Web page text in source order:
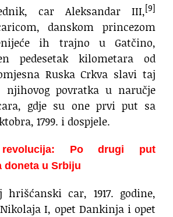
car Aleksandar III,[9]
danskom princezom
ih trajno u Gatčino,
pedesetak kilometara od
Ruska Crkva slavi taj
njihovog povratka u naručje
gdje su one prvi put sa
1799. i dospjele.
revolucija: Po drugi put
doneta u Srbiju
car, 1917. godine,
I, opet Dankinja i opet